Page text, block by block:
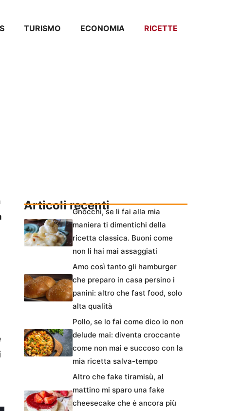
TURISMO ECONOMIA RICETTE
Articoli recentiGnocchi, se li fai alla mia
maniera ti dimentichi della
ricetta classica. Buoni come
non li hai mai assaggiati
Amo così tanto gli hamburger
che preparo in casa persino i
panini: altro che fast food, solo
alta qualità
Pollo, se lo fai come dico io non
delude mai: diventa croccante
come non mai e succoso con la
mia ricetta salva-tempo
Altro che fake tiramisù, al
mattino mi sparo una fake
cheesecake che è ancora più